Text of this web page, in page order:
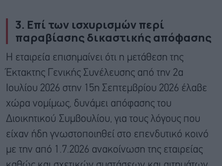
3. Επί των ισχυρισμών περί
παραβίασης δικαστικής απόφασης
Η εταιρεία επισημαίνει ότι η μετάθεση της
Έκτακτης Γενικής Συνέλευσης από την 2α
Ιουλίου 2026 στην 15η Σεπτεμβρίου 2026 έλαβε
χώρα νομίμως, δυνάμει απόφασης του
Διοικητικού Συμβουλίου, για τους λόγους που
είχαν ήδη γνωστοποιηθεί στο επενδυτικό κοινό
με την από 1.7.2026 ανακοίνωση της εταιρείας